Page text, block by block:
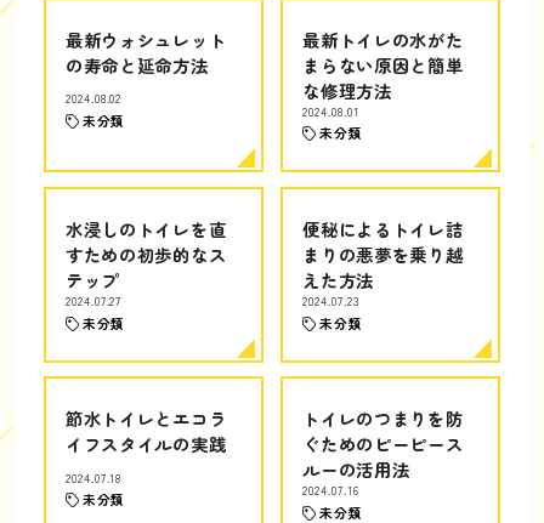
最新ウォシュレット
の寿命と延命方法
2024.08.02
未分類
最新トイレの水がた
まらない原因と簡単
な修理方法
2024.08.01
未分類
水浸しのトイレを直
すための初歩的なス
テップ
2024.07.27
未分類
便秘によるトイレ詰
まりの悪夢を乗り越
えた方法
2024.07.23
未分類
節水トイレとエコラ
イフスタイルの実践
2024.07.18
未分類
トイレのつまりを防
ぐためのピーピース
ルーの活用法
2024.07.16
未分類